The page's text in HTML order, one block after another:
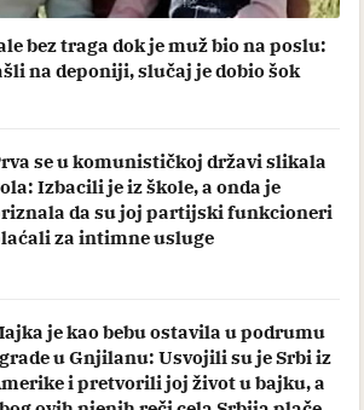
bez traga dok je muž bio na poslu:
na deponiji, slučaj je dobio šok
se u komunističkoj državi slikala
Izbacili je iz škole, a onda je
da su joj partijski funkcioneri
za intimne usluge
je kao bebu ostavila u podrumu
u Gnjilanu: Usvojili su je Srbi iz
i pretvorili joj život u bajku, a